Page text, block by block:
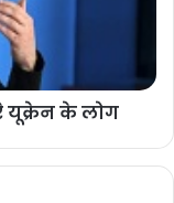
दिन भी जारी
लगातार बिगड़
यूक्रेन के लोग